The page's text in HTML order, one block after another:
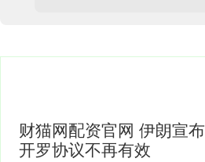
财猫网配资官网 伊朗宣布
开罗协议不再有效